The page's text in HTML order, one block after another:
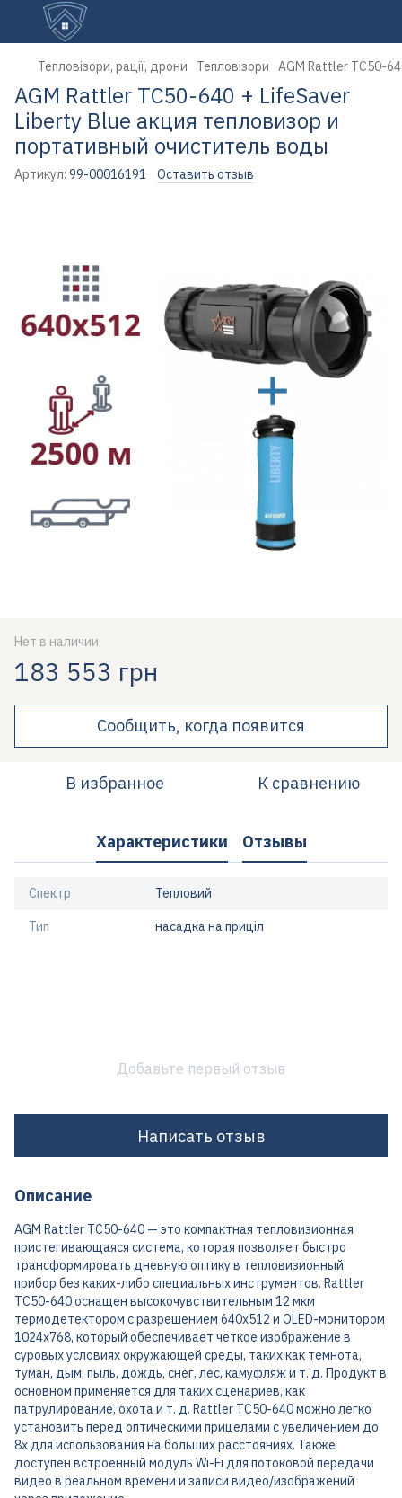
Тепловізори, рації, дрони Тепловізори AGM Rattler TC50-
AGM Rattler TC50-640 + LifeSaver
Liberty Blue акция тепловизор и
портативный очиститель воды
Артикул: 99-00016191 Оставить отзыв
Нет в наличии
183 553 грн
Сообщить, когда появится
В избранное К сравнению
Характеристики Отзывы
Спектр Тепловий
Тип насадка на приціл
Добавьте первый отзыв
Написать отзыв
Описание
AGM Rattler TC50-640 — это компактная тепловизионная
пристегивающаяся система, которая позволяет быстро
трансформировать дневную оптику в тепловизионный
прибор без каких-либо специальных инструментов. Rattler
TC50-640 оснащен высокочувствительным 12 мкм
термодетектором с разрешением 640x512 и OLED-монитором
1024x768, который обеспечивает четкое изображение в
суровых условиях окружающей среды, таких как темнота,
туман, дым, пыль, дождь, снег, лес, камуфляж и т. д. Продукт в
основном применяется для таких сценариев, как
патрулирование, охота и т. д. Rattler TC50-640 можно легко
установить перед оптическими прицелами с увеличением до
8x для использования на больших расстояниях. Также
доступен встроенный модуль Wi-Fi для потоковой передачи
видео в реальном времени и записи видео/изображений